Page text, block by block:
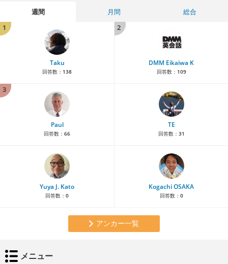
週間 月間
総合
1
Taku
回答数： 138
2
DMM Eikaiwa K
回答数： 109
3
Paul
回答数： 66
TE
回答数： 31
Yuya J. Kato
回答数： 0
Kogachi OSAKA
回答数： 0
アンカー一覧
メニュー